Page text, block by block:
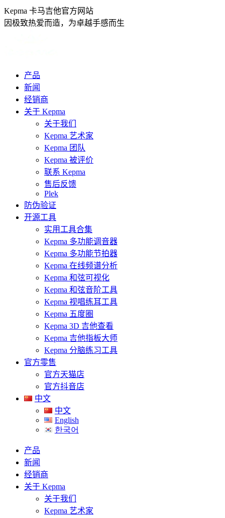
跳
转
Kepma 卡马吉他官方网站
因极致热爱而造，为卓越手感而生
产品
新闻
经销商
关于 Kepma
关于我们
Kepma 艺术家
Kepma 团队
Kepma 被评价
联系 Kepma
售后反馈
Plek
防伪验证
开源工具
实用工具合集
Kepma 多功能调音器
Kepma 多功能节拍器
Kepma 在线频谱分析
Kepma 和弦可视化
Kepma 和弦音阶工具
Kepma 视唱练耳工具
Kepma 五度圈
Kepma 3D 吉他查看
Kepma 吉他指板大师
Kepma 分脑练习工具
官方零售
官方天猫店
官方抖音店
中文
中文
English
한국어
产品
新闻
经销商
关于 Kepma
关于我们
Kepma 艺术家